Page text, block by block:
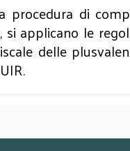
di
si applicano le
delle